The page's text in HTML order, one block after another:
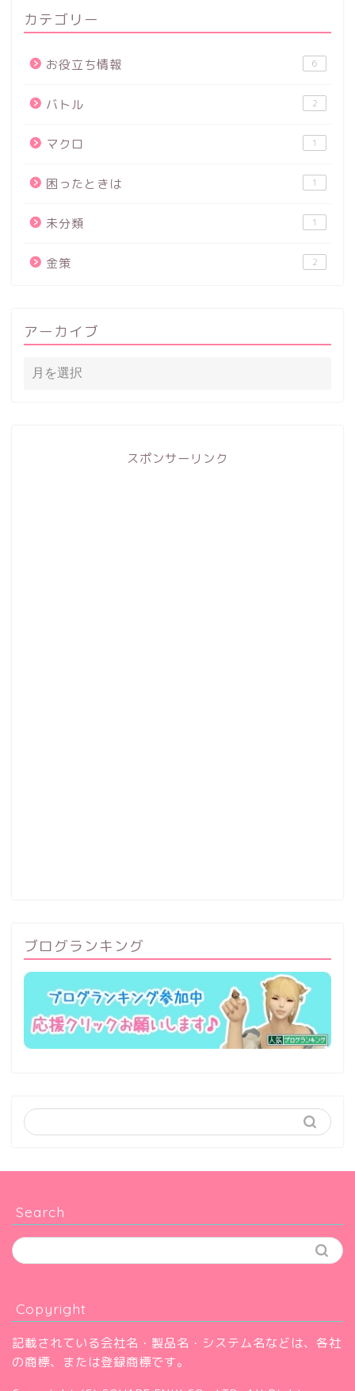
カテゴリー
お役立ち情報 6
バトル 2
マクロ 1
困ったときは 1
未分類 1
金策 2
アーカイブ
スポンサーリンク
ブログランキング
Search
Copyright
記載されている会社名・製品名・システム名などは、各社
の商標、または登録商標です。